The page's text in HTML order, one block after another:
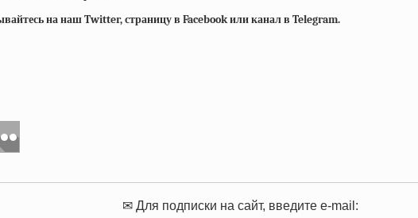
на наш Twitter, страницу в Facebook или канал в Telegram.
✉ Для подписки на сайт, введите e-mail: